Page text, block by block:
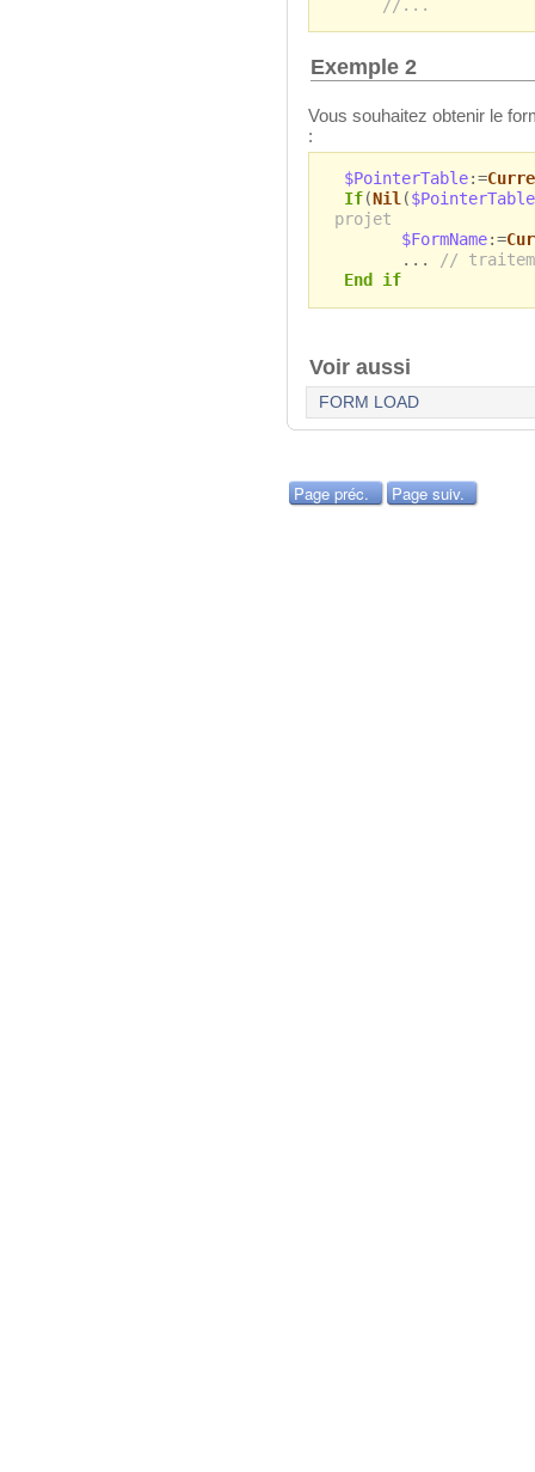
//...
Exemple 2
Vous souhaitez obtenir le
:
$PointerTable:=
If(Nil($PointerTable
projet
$FormName:=
...
//
End if
Voir aussi
FORM LOAD
Page préc. Page suiv.